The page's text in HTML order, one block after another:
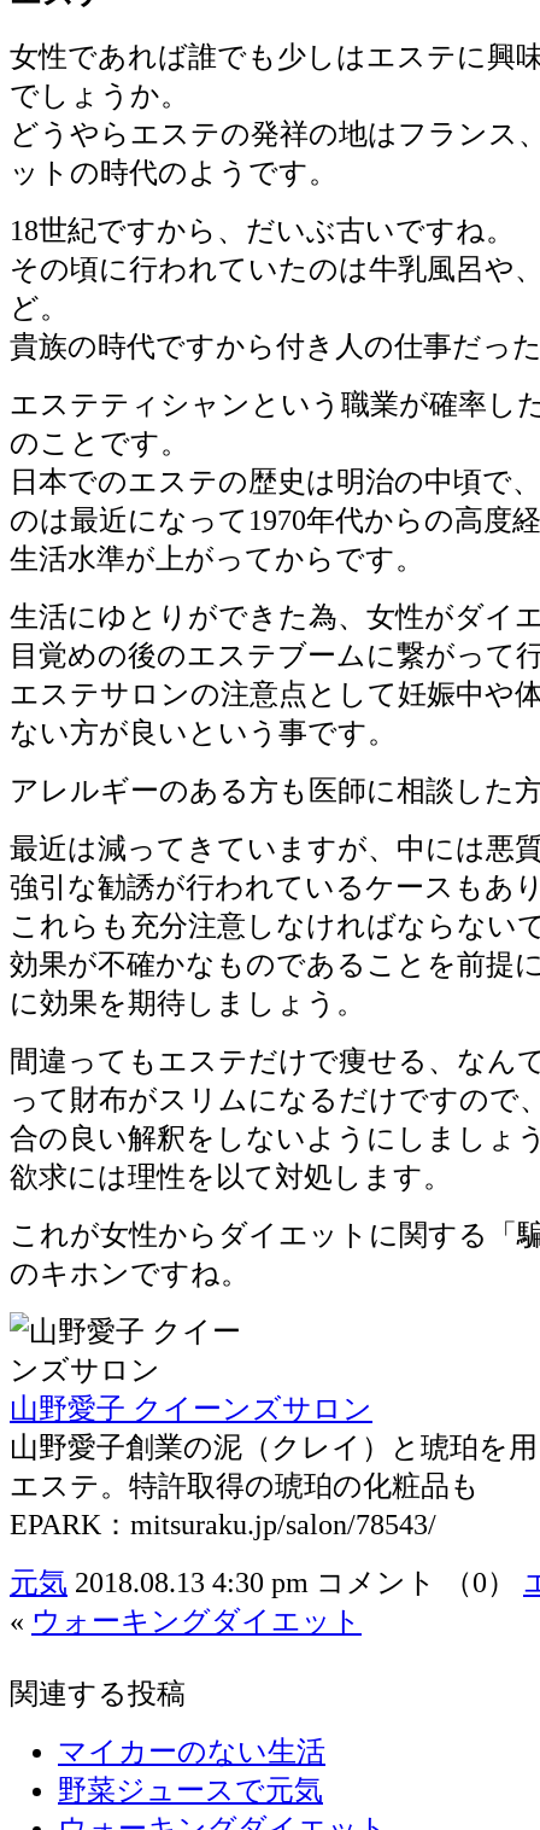
女性であれば誰でも少しはエステに興
でしょうか。
どうやらエステの発祥の地はフランス
ットの時代のようです。
18世紀ですから、だいぶ古いですね。
その頃に行われていたのは牛乳風呂や
ど。
貴族の時代ですから付き人の仕事だっ
エステティシャンという職業が確率し
のことです。
日本でのエステの歴史は明治の中頃で
のは最近になって1970年代からの高度
生活水準が上がってからです。
生活にゆとりができた為、女性がダイ
目覚めの後のエステブームに繋がって
エステサロンの注意点として妊娠中や
ない方が良いという事です。
アレルギーのある方も医師に相談した
最近は減ってきていますが、中には悪
強引な勧誘が行われているケースもあ
これらも充分注意しなければならない
効果が不確かなものであることを前提
に効果を期待しましょう。
間違ってもエステだけで痩せる、なん
って財布がスリムになるだけですので
合の良い解釈をしないようにしましょ
欲求には理性を以て対処します。
これが女性からダイエットに関する「
のキホンですね。
山野愛子 クイーンズサロン
山野愛子創業の泥（クレイ）と琥珀を
エステ。特許取得の琥珀の化粧品も
EPARK：mitsuraku.jp/salon/78543/
元気 2018.08.13 4:30 pm コメント （0）
« ウォーキングダイエット
関連する投稿
マイカーのない生活
野菜ジュースで元気